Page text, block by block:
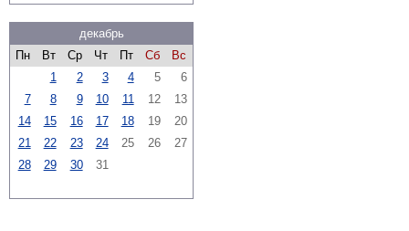
декабрь
Пн
Вт Ср Чт Пт Сб
Вс
1
2 3 4 5
6
7
8 9 10 11 12
13
14
15 16 17 18 19
20
21
22 23 24 25 26
27
28
29 30 31